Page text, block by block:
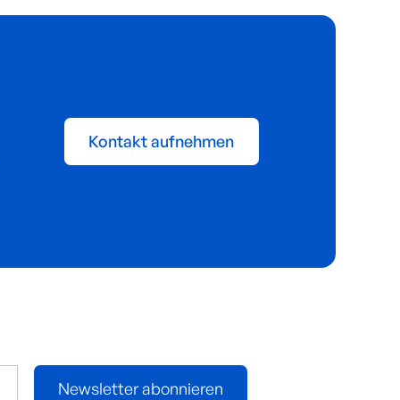
Kontakt aufnehmen
Newsletter abonnieren